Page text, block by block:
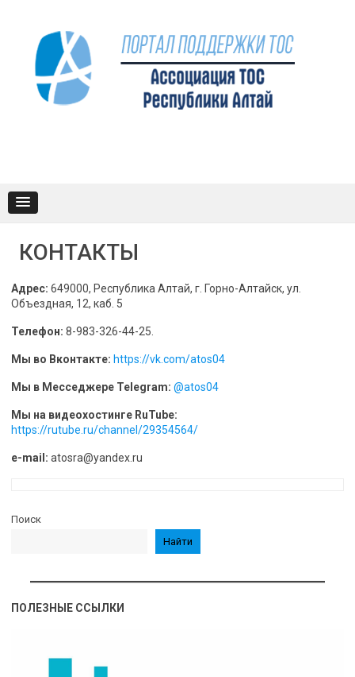
КОНТАКТЫ
Адрес: 649000, Республика Алтай, г. Горно-Алтайск, ул.
Объездная, 12, каб. 5
Телефон: 8-983-326-44-25.
Мы во Вконтакте: https://vk.com/atos04
Мы в Месседжере Telegram: @atos04
Мы на видеохостинге RuTube:
https://rutube.ru/channel/29354564/
e-mail: atosra@yandex.ru
Поиск
Найти
ПОЛЕЗНЫЕ ССЫЛКИ